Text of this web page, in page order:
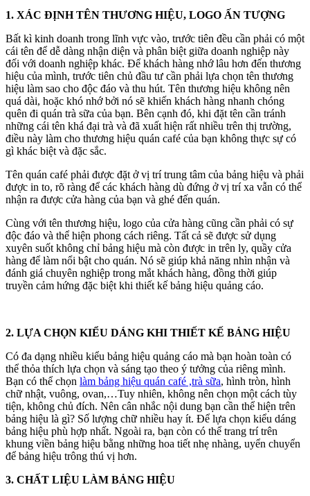
1. XÁC ĐỊNH TÊN THƯƠNG HIỆU, LOGO ẤN TƯỢNG
Bất kì kinh doanh trong lĩnh vực vào, trước tiên đều cần phải có một
cái tên để dễ dàng nhận diện và phân biệt giữa doanh nghiệp này
đối với doanh nghiệp khác. Để khách hàng nhớ lâu hơn đến thương
hiệu của mình, trước tiên chủ đầu tư cần phải lựa chọn tên thương
hiệu làm sao cho độc đáo và thu hút. Tên thương hiệu không nên
quá dài, hoặc khó nhớ bởi nó sẽ khiến khách hàng nhanh chóng
quên đi quán trà sữa của bạn. Bên cạnh đó, khi đặt tên cần tránh
những cái tên khá đại trà và đã xuất hiện rất nhiều trên thị trường,
điều này làm cho thương hiệu quán café của bạn không thực sự có
gì khác biệt và đặc sắc.
Tên quán café phải được đặt ở vị trí trung tâm của bảng hiệu và phải
được in to, rõ ràng để các khách hàng dù đứng ở vị trí xa vẫn có thể
nhận ra được cửa hàng của bạn và ghé đến quán.
Cùng với tên thương hiệu, logo của cửa hàng cũng cần phải có sự
độc đáo và thể hiện phong cách riêng. Tất cả sẽ được sử dụng
xuyên suốt không chỉ bảng hiệu mà còn được in trên ly, quầy cửa
hàng để làm nổi bật cho quán. Nó sẽ giúp khả năng nhìn nhận và
đánh giá chuyên nghiệp trong mắt khách hàng, đồng thời giúp
truyền cảm hứng đặc biệt khi thiết kế bảng hiệu quảng cáo.
2. LỰA CHỌN KIỂU DÁNG KHI THIẾT KẾ BẢNG HIỆU
Có đa dạng nhiều kiểu bảng hiệu quảng cáo mà bạn hoàn toàn có
thể thỏa thích lựa chọn và sáng tạo theo ý tưởng của riêng mình.
Bạn có thể chọn làm bảng hiệu quán café ,trà sữa, hình tròn, hình
chữ nhật, vuông, ovan,…Tuy nhiên, không nên chọn một cách tùy
tiện, không chủ đích. Nên cân nhắc nội dung bạn cần thể hiện trên
bảng hiệu là gì? Số lượng chữ nhiều hay ít. Để lựa chọn kiểu dáng
bảng hiệu phù hợp nhất. Ngoài ra, bạn còn có thể trang trí trên
khung viền bảng hiệu bằng những hoa tiết nhẹ nhàng, uyển chuyển
để bảng hiệu trông thú vị hơn.
3. CHẤT LIỆU LÀM BẢNG HIỆU